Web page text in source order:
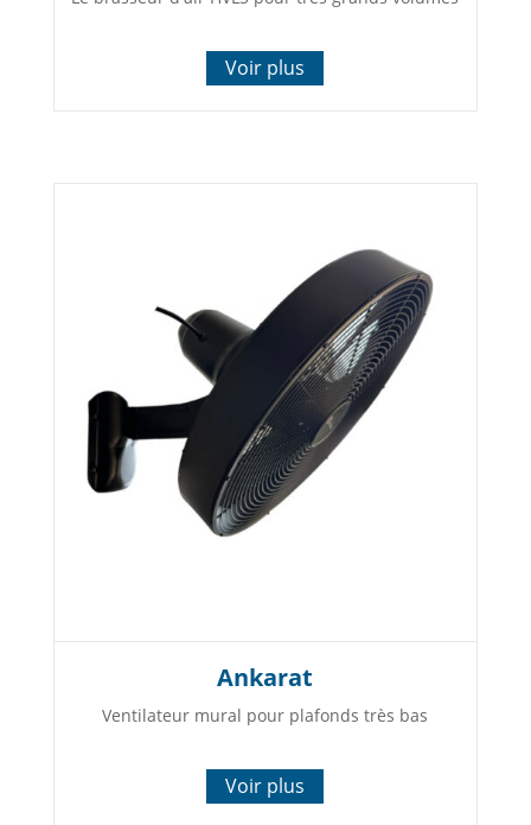
Voir plus
Ankarat
Ventilateur mural pour plafonds très bas
Voir plus